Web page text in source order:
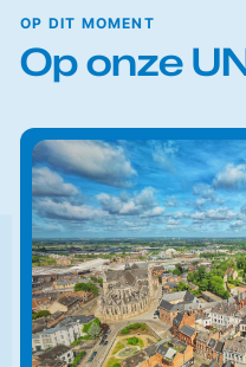
OP DIT MOMENT
Op onze